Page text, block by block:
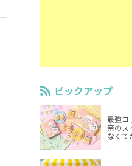
ピックアップ
最強コ
奈のス
なくて